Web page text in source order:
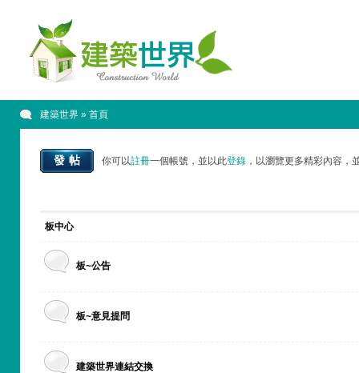
建築世界» 首頁
發帖 你可以註冊一個帳號，並以此登錄，以瀏覽更多精彩內容，
板中心
板~公告
板~意見提問
建築世界連結交換